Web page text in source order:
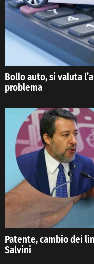
Bollo auto, si valuta
problema
Patente, cambio dei
Salvini